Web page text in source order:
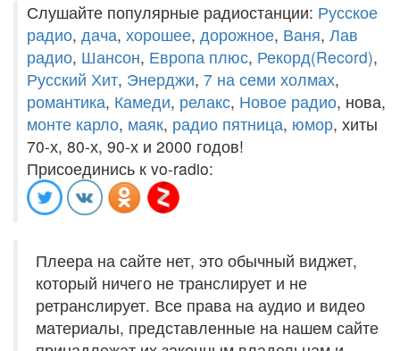
Слушайте популярные радиостанции: Русское
радио, дача, хорошее, дорожное, Ваня, Лав
радио, Шансон, Европа плюс, Рекорд(Record),
Русский Хит, Энерджи, 7 на семи холмах,
романтика, Камеди, релакс, Новое радио, нова,
монте карло, маяк, радио пятница, юмор, хиты
70-х, 80-х, 90-х и 2000 годов!
Присоединись к vo-radio:
Плеера на сайте нет, это обычный виджет,
который ничего не транслирует и не
ретранслирует. Все права на аудио и видео
материалы, представленные на нашем сайте